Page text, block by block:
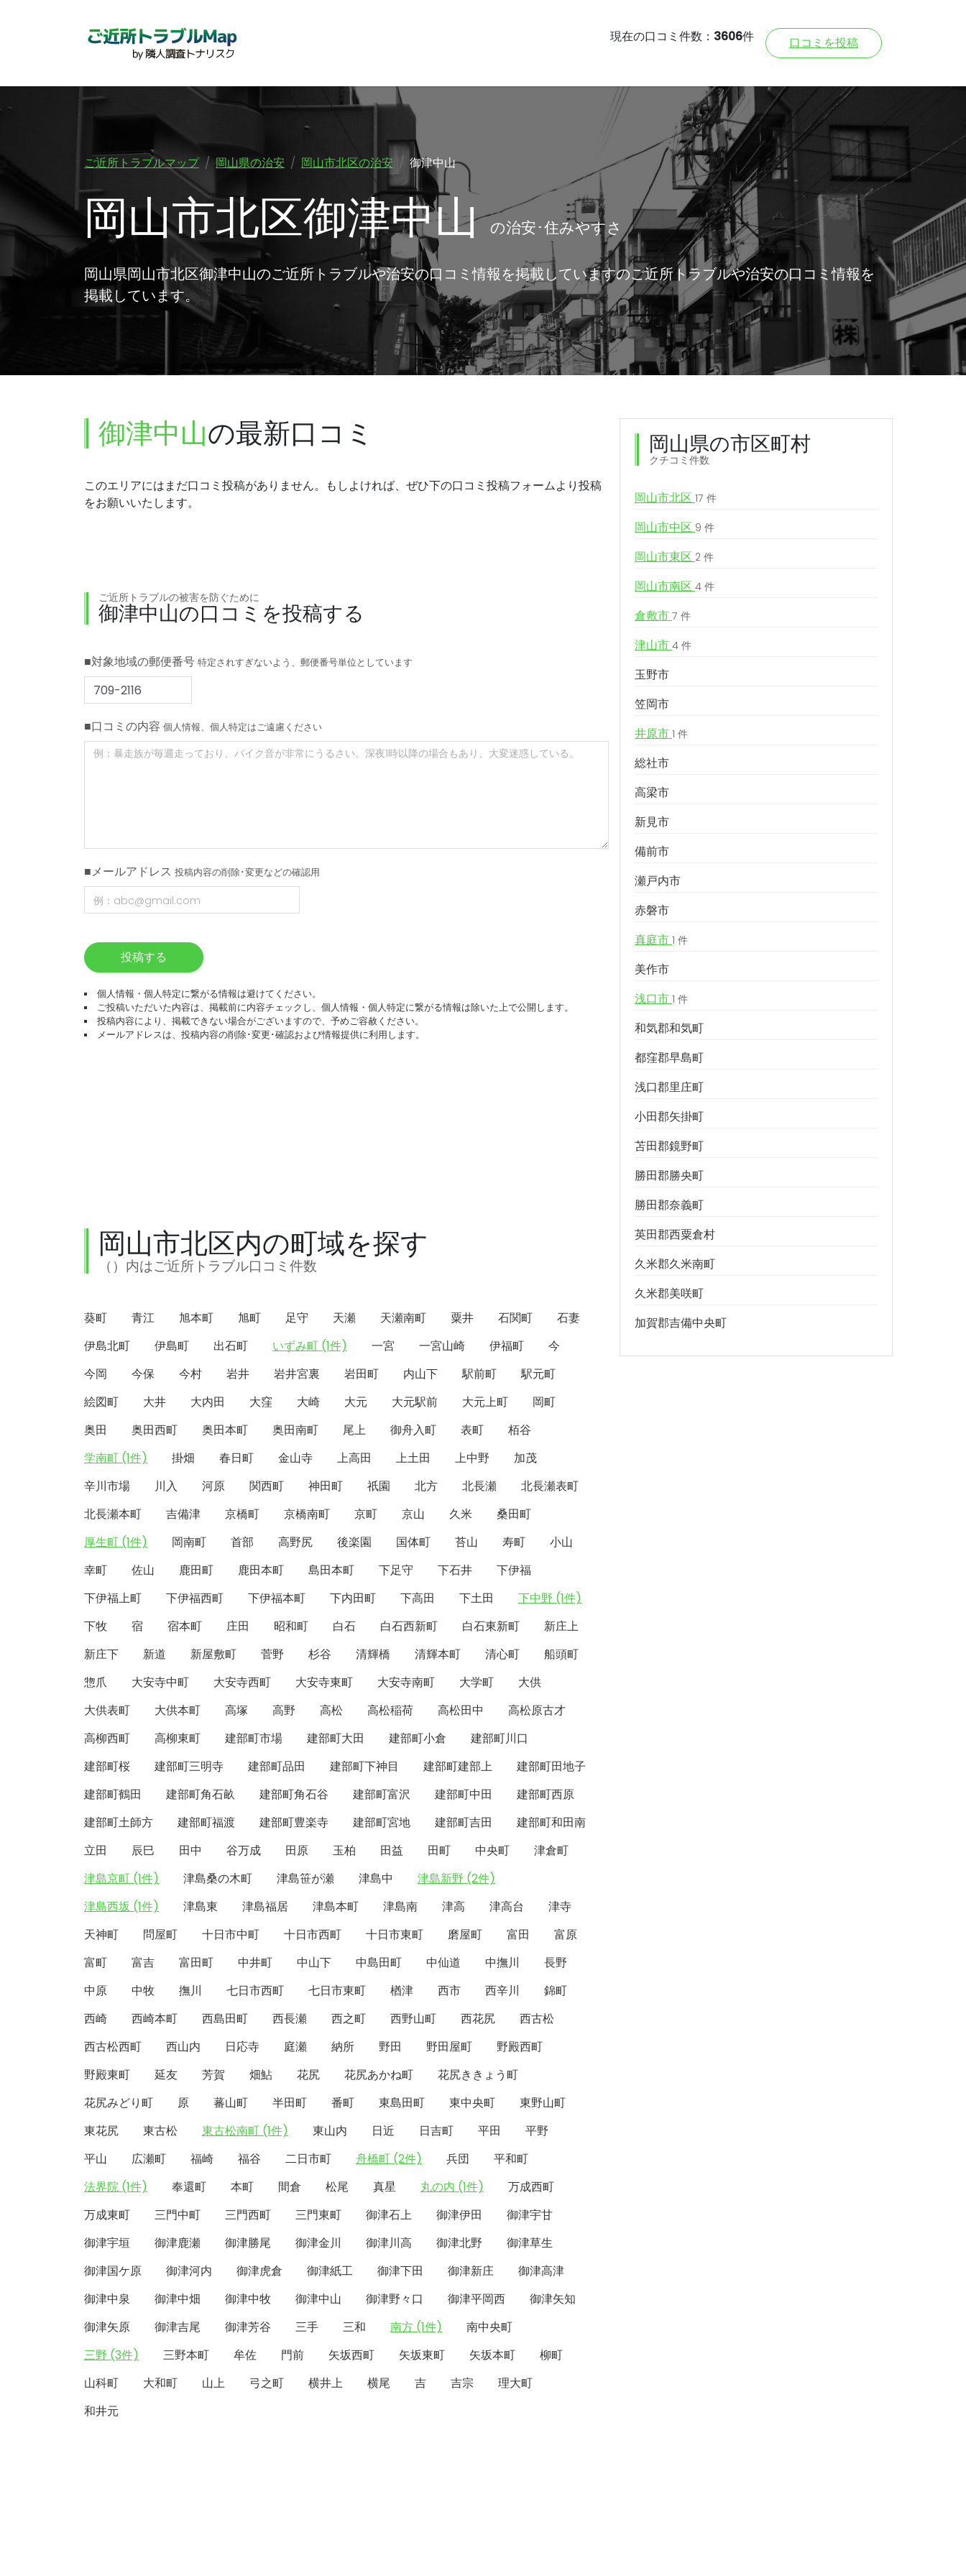
現在の口コミ件数： 3606件 口コミを投稿
ご近所トラブルマップ 岡山県の治安 岡山市北区の治安 御津中山
岡山市北区御津中山の治安･住みやすさ
岡山県岡山市北区御津中山のご近所トラブルや治安の口コミ情報を掲載していますのご近所トラブルや治安の口コミ情報を
掲載しています。
御津中山の最新口コミ
このエリアにはまだ口コミ投稿がありません。もしよければ、ぜひ下の口コミ投稿フォームより投稿
をお願いいたします。
ご近所トラブルの被害を防ぐために
御津中山の口コミを投稿する
■対象地域の郵便番号 特定されすぎないよう、郵便番号単位としています
■口コミの内容 個人情報、個人特定はご遠慮ください
■メールアドレス 投稿内容の削除･変更などの確認用
投稿する
個人情報・個人特定に繋がる情報は避けてください。
ご投稿いただいた内容は、掲載前に内容チェックし、個人情報・個人特定に繋がる情報は除いた上で公開します。
投稿内容により、掲載できない場合がございますので、予めご容赦ください。
メールアドレスは、投稿内容の削除･変更･確認および情報提供に利用します。
岡山市北区内の町域を探す
（）内はご近所トラブル口コミ件数
葵町 青江 旭本町 旭町 足守 天瀬 天瀬南町 粟井 石関町
石妻
伊島北町
伊島町 出石町 いずみ町 (1件) 一宮 一宮山崎 伊福町
今
今岡
今保 今村 岩井 岩井宮裏 岩田町 内山下 駅前町
駅元町
絵図町
大井 大内田 大窪 大崎 大元 大元駅前 大元上町
岡町
奥田
奥田西町 奥田本町 奥田南町 尾上 御舟入町 表町
栢谷
学南町 (1件)
掛畑 春日町 金山寺 上高田 上土田 上中野
加茂
辛川市場
川入 河原 関西町 神田町 祇園 北方 北長瀬
北長瀬表町
北長瀬本町
吉備津 京橋町 京橋南町 京町 京山 久米
桑田町
厚生町 (1件)
岡南町 首部 高野尻 後楽園 国体町 苔山 寿町
小山
幸町
佐山 鹿田町 鹿田本町 島田本町 下足守 下石井
下伊福
下伊福上町
下伊福西町 下伊福本町 下内田町 下高田 下土田
下中野 (1件)
下牧
宿 宿本町 庄田 昭和町 白石 白石西新町 白石東新町
新庄上
新庄下
新道 新屋敷町 菅野 杉谷 清輝橋 清輝本町 清心町
船頭町
惣爪
大安寺中町 大安寺西町 大安寺東町 大安寺南町 大学町
大供
大供表町
大供本町 高塚 高野 高松 高松稲荷 高松田中
高松原古才
高柳西町
高柳東町 建部町市場 建部町大田 建部町小倉
建部町川口
建部町桜
建部町三明寺 建部町品田 建部町下神目 建部町建部上
建部町田地子
建部町鶴田
建部町角石畝 建部町角石谷 建部町富沢 建部町中田
建部町西原
建部町土師方
建部町福渡 建部町豊楽寺 建部町宮地 建部町吉田
建部町和田南
立田
辰巳 田中 谷万成 田原 玉柏 田益 田町 中央町
津倉町
津島京町 (1件)
津島桑の木町 津島笹が瀬 津島中
津島新野 (2件)
津島西坂 (1件)
津島東 津島福居 津島本町 津島南 津高 津高台
津寺
天神町
問屋町 十日市中町 十日市西町 十日市東町 磨屋町 富田
富原
富町
富吉 富田町 中井町 中山下 中島田町 中仙道 中撫川
長野
中原
中牧 撫川 七日市西町 七日市東町 楢津 西市 西辛川
錦町
西崎
西崎本町 西島田町 西長瀬 西之町 西野山町 西花尻
西古松
西古松西町
西山内 日応寺 庭瀬 納所 野田 野田屋町
野殿西町
野殿東町
延友 芳賀 畑鮎 花尻 花尻あかね町
花尻ききょう町
花尻みどり町
原 蕃山町 半田町 番町 東島田町 東中央町
東野山町
東花尻
東古松 東古松南町 (1件) 東山内 日近 日吉町 平田
平野
平山
広瀬町 福崎 福谷 二日市町 舟橋町 (2件) 兵団
平和町
法界院 (1件)
奉還町 本町 間倉 松尾 真星 丸の内 (1件)
万成西町
万成東町
三門中町 三門西町 三門東町 御津石上 御津伊田
御津宇甘
御津宇垣
御津鹿瀬 御津勝尾 御津金川 御津川高 御津北野
御津草生
御津国ケ原
御津河内 御津虎倉 御津紙工 御津下田 御津新庄
御津高津
御津中泉
御津中畑 御津中牧 御津中山 御津野々口 御津平岡西
御津矢知
御津矢原
御津吉尾 御津芳谷 三手 三和 南方 (1件)
南中央町
三野 (3件)
三野本町 牟佐 門前 矢坂西町 矢坂東町 矢坂本町
柳町
山科町
大和町 山上 弓之町 横井上 横尾 吉 吉宗
理大町
和井元
岡山県の市区町村
クチコミ件数
岡山市北区 17 件
岡山市中区 9 件
岡山市東区 2 件
岡山市南区 4 件
倉敷市 7 件
津山市 4 件
玉野市
笠岡市
井原市 1 件
総社市
高梁市
新見市
備前市
瀬戸内市
赤磐市
真庭市 1 件
美作市
浅口市 1 件
和気郡和気町
都窪郡早島町
浅口郡里庄町
小田郡矢掛町
苫田郡鏡野町
勝田郡勝央町
勝田郡奈義町
英田郡西粟倉村
久米郡久米南町
久米郡美咲町
加賀郡吉備中央町